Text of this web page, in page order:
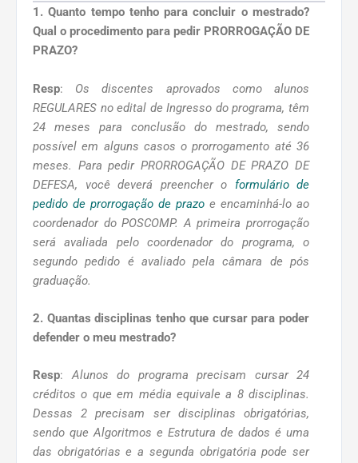
1. Quanto tempo tenho para concluir o mestrado?
Qual o procedimento para pedir PRORROGAÇÃO DE
PRAZO?
Resp: Os discentes aprovados como alunos
REGULARES no edital de Ingresso do programa, têm
24 meses para conclusão do mestrado, sendo
possível em alguns casos o prorrogamento até 36
meses. Para pedir PRORROGAÇÃO DE PRAZO DE
DEFESA, você deverá preencher o formulário de
pedido de prorrogação de prazo e encaminhá-lo ao
coordenador do POSCOMP. A primeira prorrogação
será avaliada pelo coordenador do programa, o
segundo pedido é avaliado pela câmara de pós
graduação.
2. Quantas disciplinas tenho que cursar para poder
defender o meu mestrado?
Resp:Alunos do programa precisam cursar 24
créditos o que em média equivale a 8 disciplinas.
Dessas 2 precisam ser disciplinas obrigatórias,
sendo que Algoritmos e Estrutura de dados é uma
das obrigatórias e a segunda obrigatória pode ser